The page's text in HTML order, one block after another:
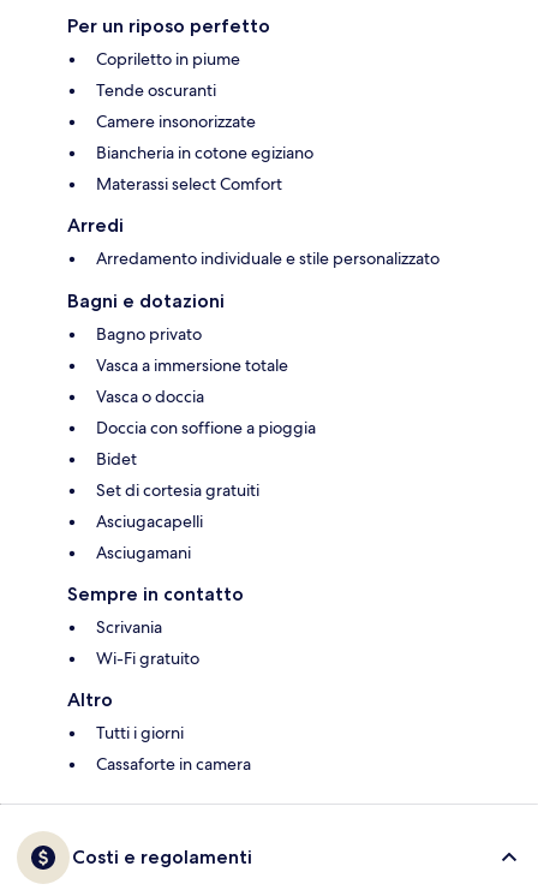
Per un riposo perfetto
Copriletto in piume
Tende oscuranti
Camere insonorizzate
Biancheria in cotone egiziano
Materassi select Comfort
Arredi
Arredamento individuale e stile personalizzato
Bagni e dotazioni
Bagno privato
Vasca a immersione totale
Vasca o doccia
Doccia con soffione a pioggia
Bidet
Set di cortesia gratuiti
Asciugacapelli
Asciugamani
Sempre in contatto
Scrivania
Wi-Fi gratuito
Altro
Tutti i giorni
Cassaforte in camera
Costi e regolamenti